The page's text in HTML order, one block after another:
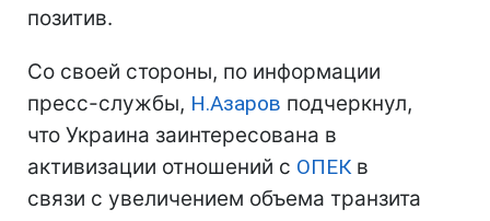
позитив.
Со своей стороны, по информации
пресс-службы, Н.Азаров подчеркнул,
что Украина заинтересована в
активизации отношений с ОПЕКв
связи с увеличением объема транзита